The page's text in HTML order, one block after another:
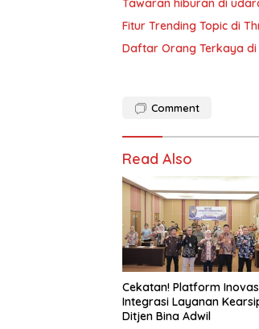
Tawaran hiburan di
Fitur Trending Topic di
Daftar Orang Terkaya di
Comment
Read Also
Cekatan! Platform
Integrasi Layanan
Ditjen Bina Adwil